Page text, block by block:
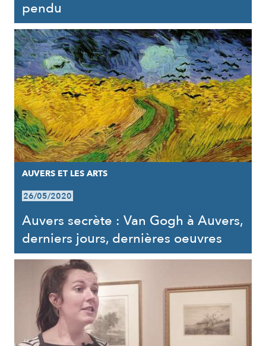
pendu
AUVERS ET LES ARTS
26/05/2020
Auvers secrète : Van Gogh à Auvers,
derniers jours, dernières oeuvres